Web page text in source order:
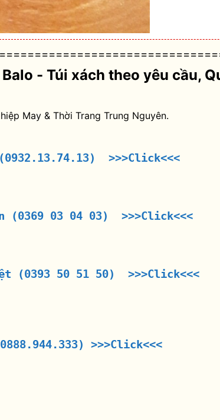
- Túi xách theo yêu cầu,
May & Thời Trang Trung Nguyên.
>>>Click<<<
(0369 03 04 03) >>>Click<<<
(0393 50 51 50) >>>Click<<<
>>>Click<<<